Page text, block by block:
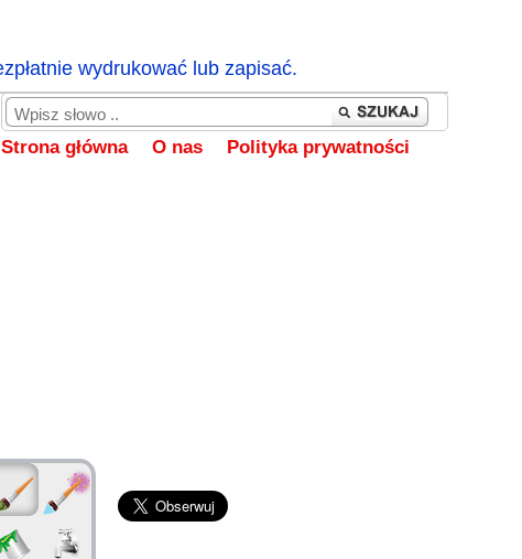
wydrukować lub zapisać.
Strona główna O nas Polityka prywatności